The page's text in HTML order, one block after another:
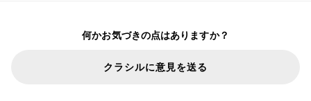
何かお気づきの点はありますか？
クラシルに意見を送る